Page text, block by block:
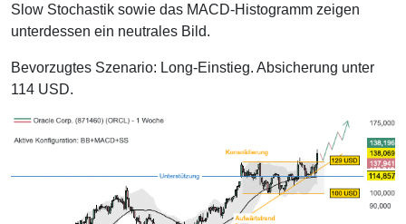
Slow Stochastik sowie das MACD-Histogramm zeigen
unterdessen ein neutrales Bild.
Bevorzugtes Szenario: Long-Einstieg. Absicherung unter
114 USD.